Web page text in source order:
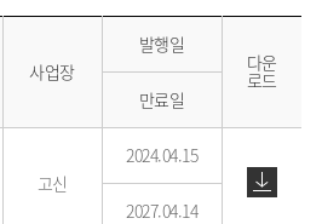
사업장
발행일
다운
로드
만료일
고신
2024.04.15
2027.04.14